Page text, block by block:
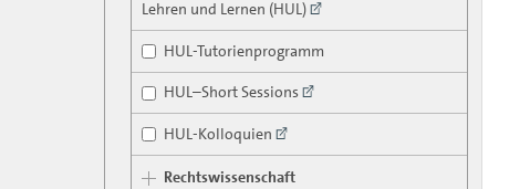
Lehren und Lernen (HUL)
HUL-Tutorienprogramm
HUL–Short Sessions
HUL-Kolloquien
Rechtswissenschaft